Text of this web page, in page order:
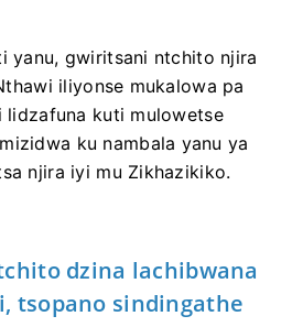
yanu, gwiritsani ntchito njira
iliyonse mukalowa pa
lidzafuna kuti mulowetse
ku nambala yanu ya
njira iyi mu Zikhazikiko.
dzina lachibwana
tsopano sindingathe